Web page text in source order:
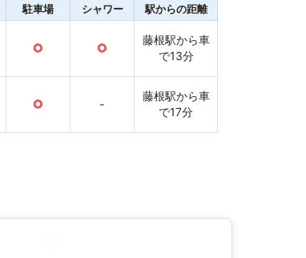
駐車場 シャワー 駅からの距離
○ ○
藤根駅から車
で13分
○ -
藤根駅から車
で17分